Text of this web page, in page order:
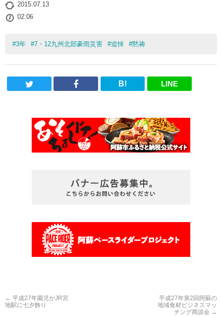
2015.07.13
02:06
#3年 #7・12九州北部豪雨災害 #追悼 #黙祷
B! LINE
← 平成27年園児がJR宮
地駅に七夕飾り
平成27年第2回阿蘇の
地域食材ビジネスマッ
チング商談会 →